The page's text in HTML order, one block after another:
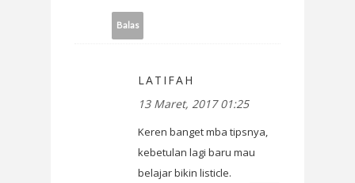
Balas
LATIFAH
13 Maret, 2017 01:25
Keren banget mba tipsnya,
kebetulan lagi baru mau
belajar bikin listicle.